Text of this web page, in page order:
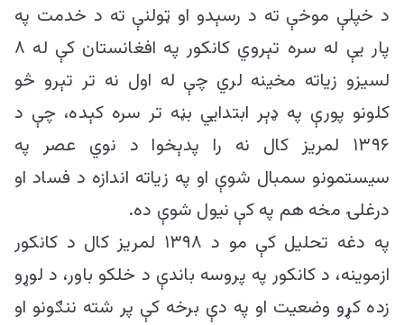
د خپلې موخې ته د رسېدو او ټولنې ته د خدمت په
پار یې له سره تېروي کانکور په افغانستان کې له ۸
لسیزو زیاته مخینه لري چې له اول نه تر تېرو څو
کلونو پورې په ډېر ابتدايي بڼه تر سره کېده، چې د
۱۳۹۶ لمریز کال نه را پدېخوا د نوي عصر په
سیستمونو سمبال شوې او په زیاته اندازه د فساد او
درغلۍ مخه هم په کې نیول شوې ده.
په دغه تحلیل کې مو د ۱۳۹۸ لمریز کال د کانکور
ازموینه، د کانکور په پروسه باندې د خلکو باور، د لوړو
زده کړو وضعیت او په دې برخه کې پر شته ننګونو او